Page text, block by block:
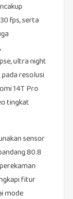
fps, serta
ultra night
resolusi
14T Pro
tingkat
sensor
80.8
fitur
mode